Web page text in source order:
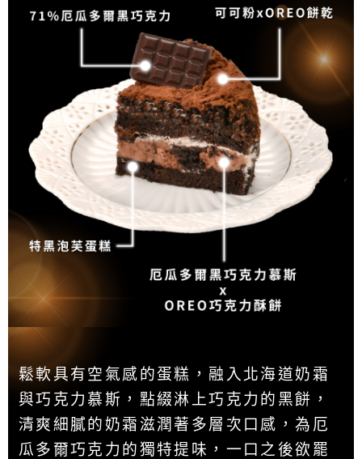
鬆軟具有空氣感的蛋糕，融入北海道奶霜
與巧克力慕斯，點綴淋上巧克力的黑餅，
清爽細膩的奶霜滋潤著多層次口感，為厄
瓜多爾巧克力的獨特提味，一口之後欲罷